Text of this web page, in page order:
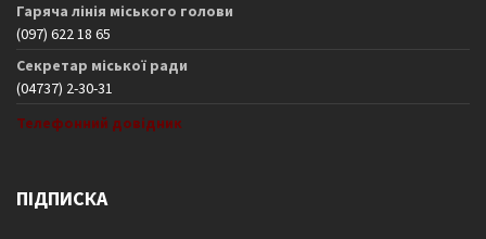
Гаряча лінія міського голови
(097) 622 18 65
Секретар міської ради
(04737) 2-30-31
Телефонний довідник
ПІДПИСКА